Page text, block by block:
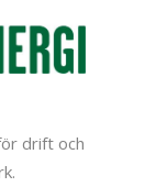
drift och